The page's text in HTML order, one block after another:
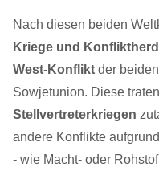
Nach diesen beiden
Kriege und
West-Konflikt der
Sowjetunion. Diese
Stellvertreterkriegen
andere Konflikte
- wie Macht- oder